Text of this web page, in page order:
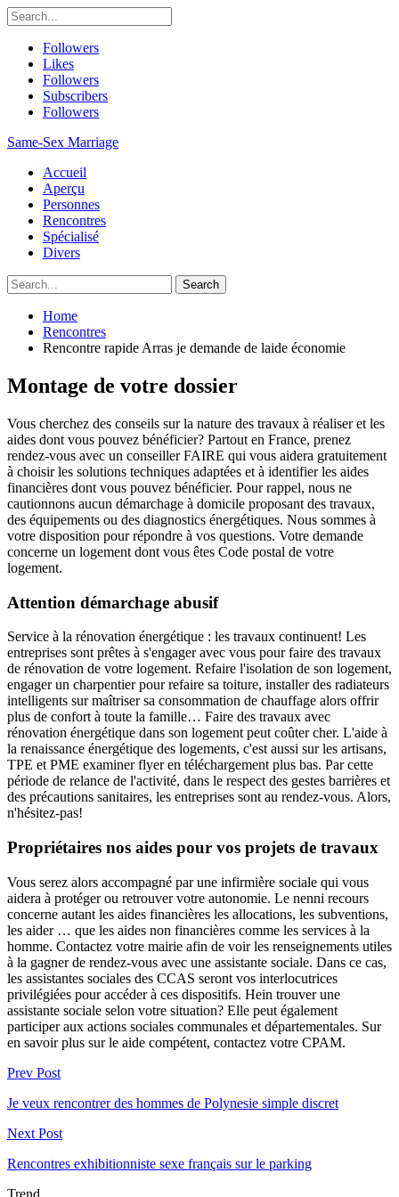
Followers
Likes
Followers
Subscribers
Followers
Same-Sex Marriage
Accueil
Aperçu
Personnes
Rencontres
Spécialisé
Divers
Home
Rencontres
Rencontre rapide Arras je demande de laide économie
Montage de votre dossier
Vous cherchez des conseils sur la nature des travaux à réaliser et les
aides dont vous pouvez bénéficier? Partout en France, prenez
rendez-vous avec un conseiller FAIRE qui vous aidera gratuitement
à choisir les solutions techniques adaptées et à identifier les aides
financières dont vous pouvez bénéficier. Pour rappel, nous ne
cautionnons aucun démarchage à domicile proposant des travaux,
des équipements ou des diagnostics énergétiques. Nous sommes à
votre disposition pour répondre à vos questions. Votre demande
concerne un logement dont vous êtes Code postal de votre
logement.
Attention démarchage abusif
Service à la rénovation énergétique : les travaux continuent! Les
entreprises sont prêtes à s'engager avec vous pour faire des travaux
de rénovation de votre logement. Refaire l'isolation de son logement,
engager un charpentier pour refaire sa toiture, installer des radiateurs
intelligents sur maîtriser sa consommation de chauffage alors offrir
plus de confort à toute la famille… Faire des travaux avec
rénovation énergétique dans son logement peut coûter cher. L'aide à
la renaissance énergétique des logements, c'est aussi sur les artisans,
TPE et PME examiner flyer en téléchargement plus bas. Par cette
période de relance de l'activité, dans le respect des gestes barrières et
des précautions sanitaires, les entreprises sont au rendez-vous. Alors,
n'hésitez-pas!
Propriétaires nos aides pour vos projets de travaux
Vous serez alors accompagné par une infirmière sociale qui vous
aidera à protéger ou retrouver votre autonomie. Le nenni recours
concerne autant les aides financières les allocations, les subventions,
les aider … que les aides non financières comme les services à la
homme. Contactez votre mairie afin de voir les renseignements utiles
à la gagner de rendez-vous avec une assistante sociale. Dans ce cas,
les assistantes sociales des CCAS seront vos interlocutrices
privilégiées pour accéder à ces dispositifs. Hein trouver une
assistante sociale selon votre situation? Elle peut également
participer aux actions sociales communales et départementales. Sur
en savoir plus sur le aide compétent, contactez votre CPAM.
Prev Post
Je veux rencontrer des hommes de Polynesie simple discret
Next Post
Rencontres exhibitionniste sexe français sur le parking
Trend